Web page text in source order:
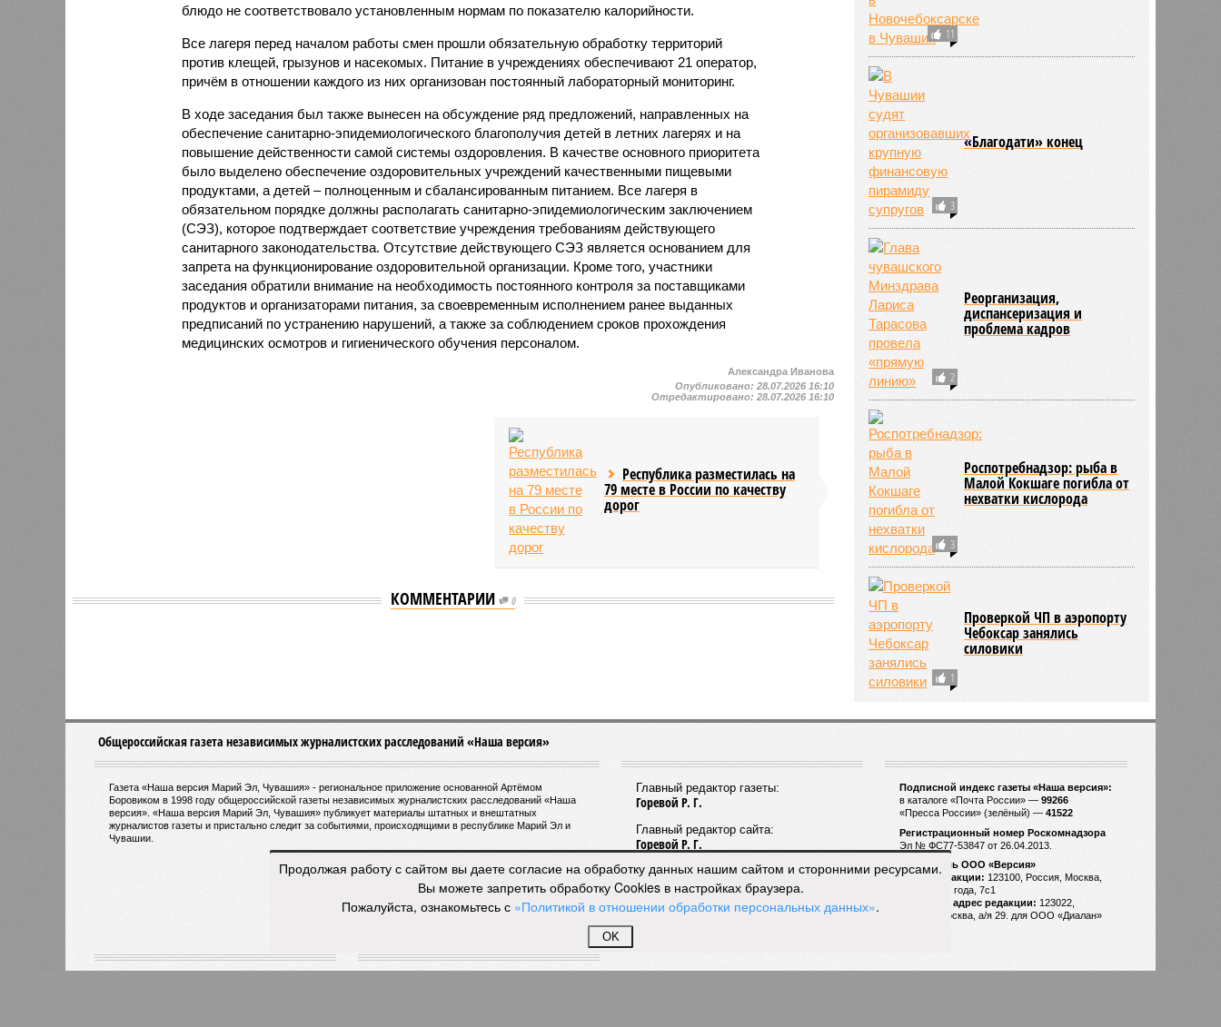
блюдо не соответствовало установленным нормам по показателю калорийности.
Все лагеря перед началом работы смен прошли обязательную обработку территорий
против клещей, грызунов и насекомых. Питание в учреждениях обеспечивают 21 оператор,
причём в отношении каждого из них организован постоянный лабораторный мониторинг.
В ходе заседания был также вынесен на обсуждение ряд предложений, направленных на
обеспечение санитарно-эпидемиологического благополучия детей в летних лагерях и на
повышение действенности самой системы оздоровления. В качестве основного приоритета
было выделено обеспечение оздоровительных учреждений качественными пищевыми
продуктами, а детей – полноценным и сбалансированным питанием. Все лагеря в
обязательном порядке должны располагать санитарно-эпидемиологическим заключением
(СЭЗ), которое подтверждает соответствие учреждения требованиям действующего
санитарного законодательства. Отсутствие действующего СЭЗ является основанием для
запрета на функционирование оздоровительной организации. Кроме того, участники
заседания обратили внимание на необходимость постоянного контроля за поставщиками
продуктов и организаторами питания, за своевременным исполнением ранее выданных
предписаний по устранению нарушений, а также за соблюдением сроков прохождения
медицинских осмотров и гигиенического обучения персоналом.
Александра Иванова
Опубликовано:28.07.2026 16:10
Отредактировано:28.07.2026 16:10
Республика разместилась на
79 месте в России по качеству
дорог
КОММЕНТАРИИ 0
11
3
«Благодати» конец
2
Реорганизация,
диспансеризация и
проблема кадров
3
Роспотребнадзор: рыба в
Малой Кокшаге погибла от
нехватки кислорода
1
Проверкой ЧП в аэропорту
Чебоксар занялись
силовики
Продолжая работу с сайтом вы даете согласие на обработку данных нашим сайтом и сторонними ресурсами.
Вы можете запретить обработку Cookies в настройках браузера.
Пожалуйста, ознакомьтесь с «Политикой в отношении обработки персональных данных».
OK